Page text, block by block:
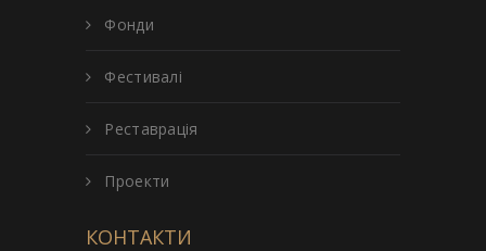
Фонди
Фестивалі
Реставрація
Проекти
КОНТАКТИ